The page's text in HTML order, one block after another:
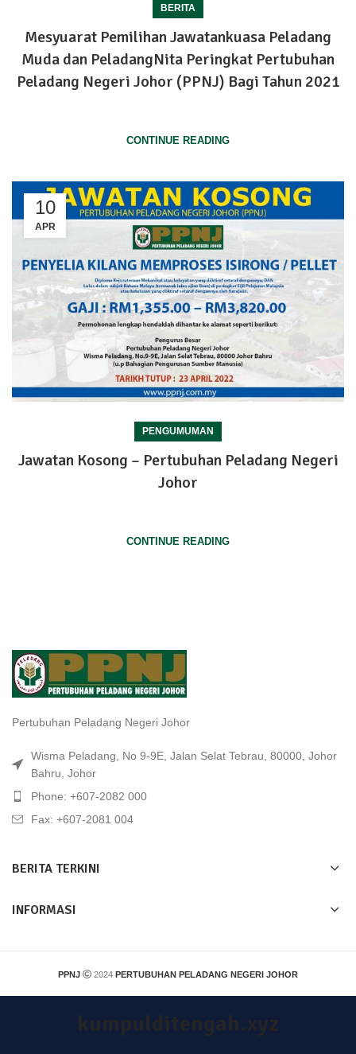
BERITA
Mesyuarat Pemilihan Jawatankuasa Peladang
Muda dan PeladangNita Peringkat Pertubuhan
Peladang Negeri Johor (PPNJ) Bagi Tahun 2021
CONTINUE READING
10
APR
PENGUMUMAN
Jawatan Kosong – Pertubuhan Peladang Negeri
Johor
CONTINUE READING
Pertubuhan Peladang Negeri Johor
Wisma Peladang, No 9-9E, Jalan Selat Tebrau, 80000, Johor
Bahru, Johor
Phone: +607-2082 000
Fax: +607-2081 004
BERITA TERKINI
INFORMASI
PPNJ 2024 PERTUBUHAN PELADANG NEGERI JOHOR